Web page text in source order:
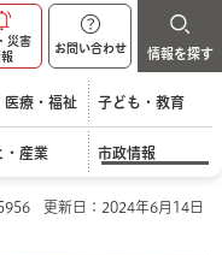
災害
お問い合わせ 情報を探す
医療・福祉 子ども・教育
・産業 市政情報
更新日：2024年6月14日